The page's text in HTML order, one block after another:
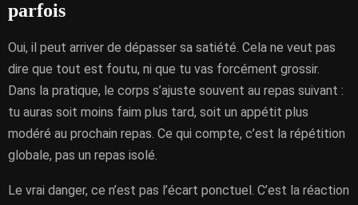
parfois
Oui, il peut arriver de dépasser sa satiété. Cela ne veut pas
dire que tout est foutu, ni que tu vas forcément grossir.
Dans la pratique, le corps s’ajuste souvent au repas suivant :
tu auras soit moins faim plus tard, soit un appétit plus
modéré au prochain repas. Ce qui compte, c’est la répétition
globale, pas un repas isolé.
Le vrai danger, ce n’est pas l’écart ponctuel. C’est la réaction